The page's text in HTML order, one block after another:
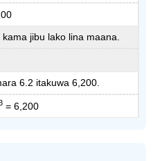
kama jibu lako lina maana.
6.2 itakuwa 6,200.
= 6,200